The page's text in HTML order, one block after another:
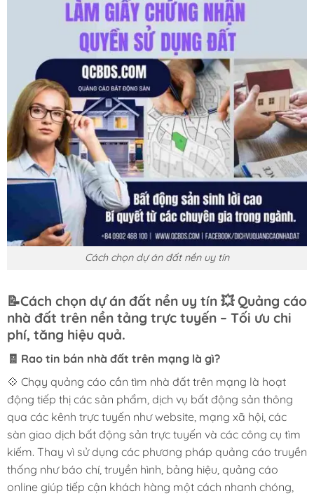
Cách chọn dự án đất nền uy tín
📝Cách chọn dự án đất nền uy tín 💥 Quảng cáo
nhà đất trên nền tảng trực tuyến – Tối ưu chi
phí, tăng hiệu quả.
🧾 Rao tin bán nhà đất trên mạng là gì?
💠 Chạy quảng cáo cần tìm nhà đất trên mạng là hoạt
động tiếp thị các sản phẩm, dịch vụ bất động sản thông
qua các kênh trực tuyến như website, mạng xã hội, các
sàn giao dịch bất động sản trực tuyến và các công cụ tìm
kiếm. Thay vì sử dụng các phương pháp quảng cáo truyền
thống như báo chí, truyền hình, bảng hiệu, quảng cáo
online giúp tiếp cận khách hàng một cách nhanh chóng,